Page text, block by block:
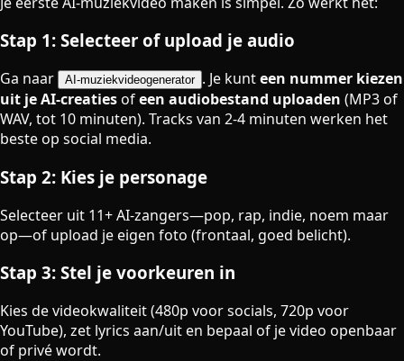
Stap 1: Selecteer of upload je audio
Ga naar AI-muziekvideogenerator . Je kunteen nummer kiezen
uit je AI-creatiesofeen audiobestand uploaden (MP3 of
WAV, tot 10 minuten). Tracks van 2-4 minuten werken het
beste op social media.
Stap 2: Kies je personage
Selecteer uit 11+ AI-zangers—pop, rap, indie, noem maar
op—of upload je eigen foto (frontaal, goed belicht).
Stap 3: Stel je voorkeuren in
Kies de videokwaliteit (480p voor socials, 720p voor
YouTube), zet lyrics aan/uit en bepaal of je video openbaar
of privé wordt.